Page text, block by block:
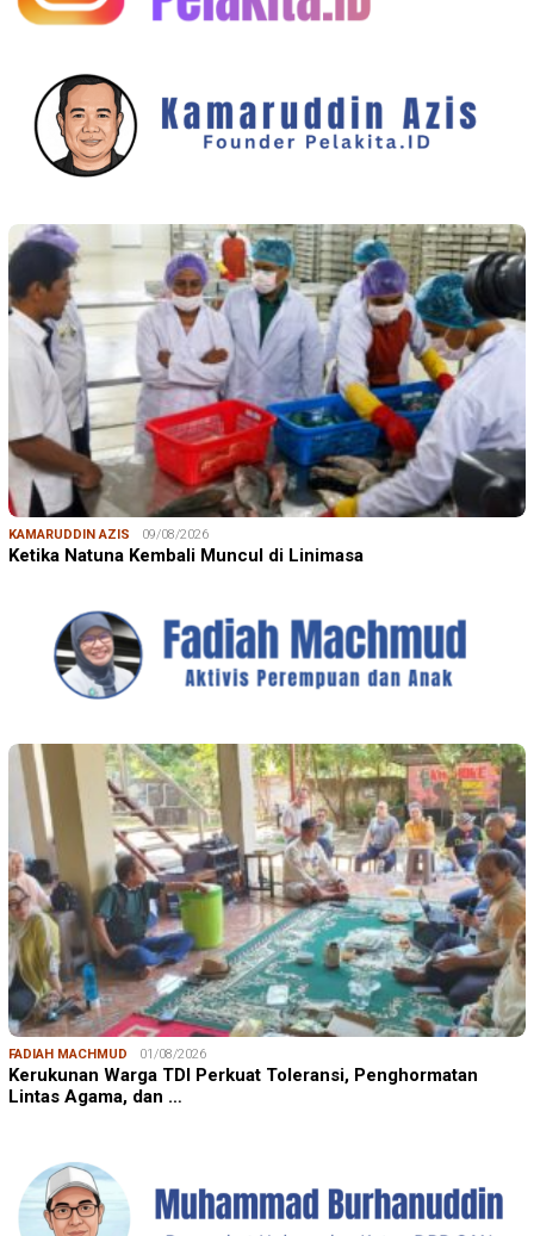
KAMARUDDIN AZIS 09/08/2026
Ketika Natuna Kembali Muncul di Linimasa
FADIAH MACHMUD 01/08/2026
Kerukunan Warga TDI Perkuat Toleransi, Penghormatan
Lintas Agama, dan …